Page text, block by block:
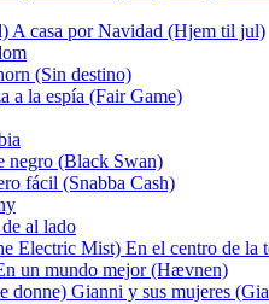
A casa por Navidad (Hjem til jul)
(Sin destino)
a la espía (Fair Game)
negro (Black Swan)
fácil (Snabba Cash)
al lado
En el centro de la
un mundo mejor (Hævnen)
Gianni y sus mujeres